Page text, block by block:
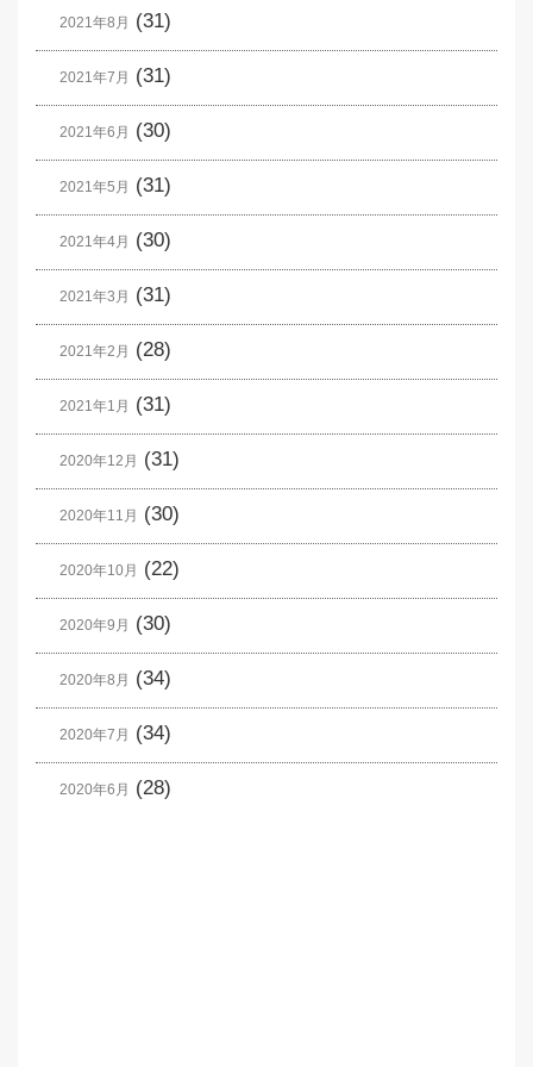
2021年8月 (31)
2021年7月 (31)
2021年6月 (30)
2021年5月 (31)
2021年4月 (30)
2021年3月 (31)
2021年2月 (28)
2021年1月 (31)
2020年12月 (31)
2020年11月 (30)
2020年10月 (22)
2020年9月 (30)
2020年8月 (34)
2020年7月 (34)
2020年6月 (28)